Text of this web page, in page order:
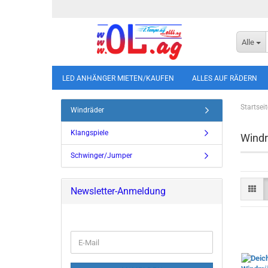
Alle
LED ANHÄNGER MIETEN/KAUFEN ALLES AUF RÄDERN
Windräder
Klangspiele
Schwinger/Jumper
Newsletter-Anmeldung
E-
Mail